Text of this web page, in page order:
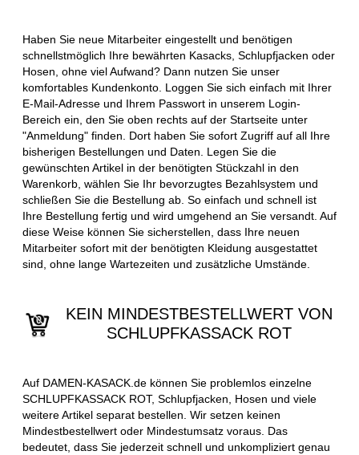
Haben Sie neue Mitarbeiter eingestellt und benötigen
schnellstmöglich Ihre bewährten Kasacks, Schlupfjacken oder
Hosen, ohne viel Aufwand? Dann nutzen Sie unser
komfortables Kundenkonto. Loggen Sie sich einfach mit Ihrer
E-Mail-Adresse und Ihrem Passwort in unserem Login-
Bereich ein, den Sie oben rechts auf der Startseite unter
"Anmeldung" finden. Dort haben Sie sofort Zugriff auf all Ihre
bisherigen Bestellungen und Daten. Legen Sie die
gewünschten Artikel in der benötigten Stückzahl in den
Warenkorb, wählen Sie Ihr bevorzugtes Bezahlsystem und
schließen Sie die Bestellung ab. So einfach und schnell ist
Ihre Bestellung fertig und wird umgehend an Sie versandt. Auf
diese Weise können Sie sicherstellen, dass Ihre neuen
Mitarbeiter sofort mit der benötigten Kleidung ausgestattet
sind, ohne lange Wartezeiten und zusätzliche Umstände.
KEIN MINDESTBESTELLWERT VON
SCHLUPFKASSACK ROT
Auf DAMEN-KASACK.de können Sie problemlos einzelne
SCHLUPFKASSACK ROT, Schlupfjacken, Hosen und viele
weitere Artikel separat bestellen. Wir setzen keinen
Mindestbestellwert oder Mindestumsatz voraus. Das
bedeutet, dass Sie jederzeit schnell und unkompliziert genau